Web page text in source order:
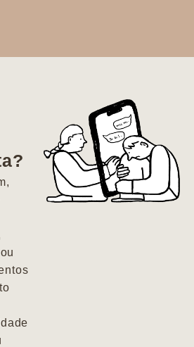
vida. Ela me
encontrou num
estado misto de
depressão e
agitação com
pensamentos